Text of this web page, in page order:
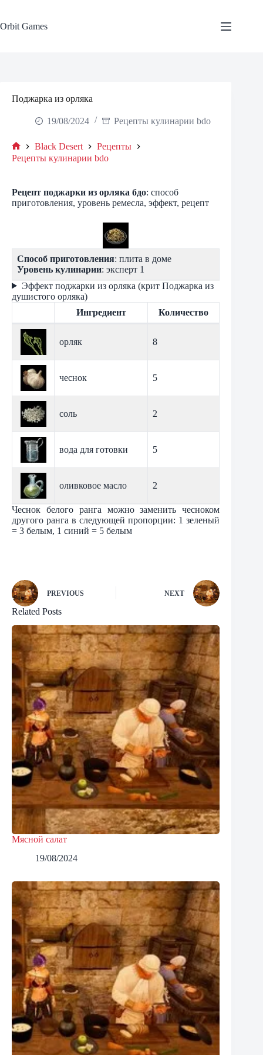
content
Orbit Games
Поджарка из орляка
19/08/2024 Рецепты кулинарии bdo
Home
Black Desert
Рецепты
Рецепты кулинарии bdo
Рецепт поджарки из орляка бдо: способ
приготовления, уровень ремесла, эффект, рецепт
Способ приготовления: плита в доме
Уровень кулинарии: эксперт 1
Эффект поджарки из орляка (крит Поджарка из
душистого орляка)
Ингредиент
Количество
орляк 8
чеснок 5
соль 2
вода для готовки 5
оливковое масло 2
Чеснок белого ранга можно заменить чесноком
другого ранга в следующей пропорции: 1 зеленый
= 3 белым, 1 синий = 5 белым
PREVIOUS NEXT
Related Posts
Мясной салат
19/08/2024